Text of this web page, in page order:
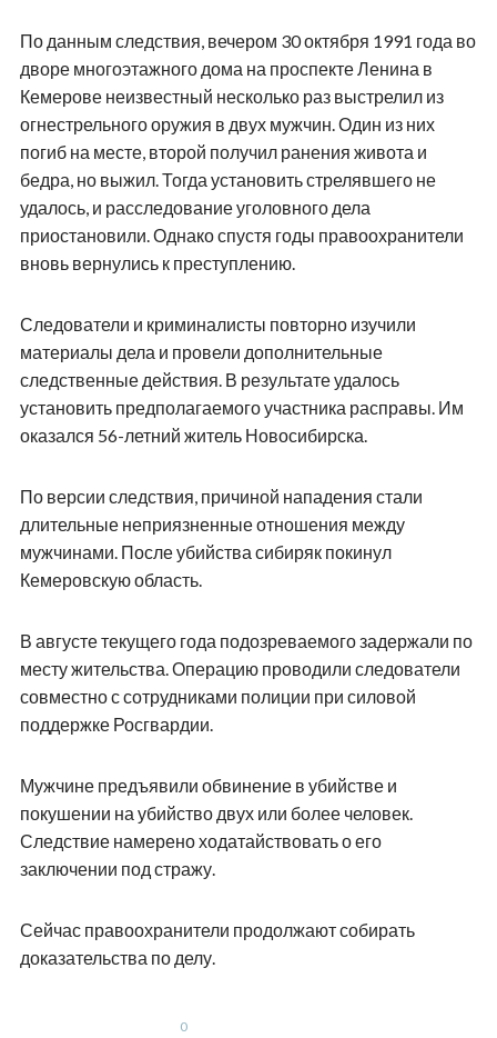
По данным следствия, вечером 30 октября 1991 года во
дворе многоэтажного дома на проспекте Ленина в
Кемерове неизвестный несколько раз выстрелил из
огнестрельного оружия в двух мужчин. Один из них
погиб на месте, второй получил ранения живота и
бедра, но выжил. Тогда установить стрелявшего не
удалось, и расследование уголовного дела
приостановили. Однако спустя годы правоохранители
вновь вернулись к преступлению.
Следователи и криминалисты повторно изучили
материалы дела и провели дополнительные
следственные действия. В результате удалось
установить предполагаемого участника расправы. Им
оказался 56-летний житель Новосибирска.
По версии следствия, причиной нападения стали
длительные неприязненные отношения между
мужчинами. После убийства сибиряк покинул
Кемеровскую область.
В августе текущего года подозреваемого задержали по
месту жительства. Операцию проводили следователи
совместно с сотрудниками полиции при силовой
поддержке Росгвардии.
Мужчине предъявили обвинение в убийстве и
покушении на убийство двух или более человек.
Следствие намерено ходатайствовать о его
заключении под стражу.
Сейчас правоохранители продолжают собирать
доказательства по делу.
0